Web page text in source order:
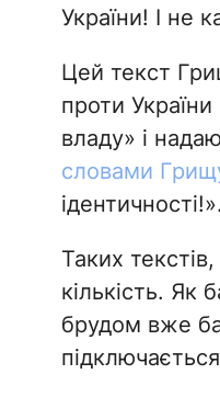
України! І не
Цей текст
проти
владу» і
словами
ідентичності!».
Таких
кількість. Як
брудом вже